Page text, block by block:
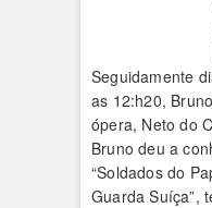
Seguidamente
as 12:h20,
ópera, Neto do
Bruno deu a
“Soldados do
Guarda Suíça”,